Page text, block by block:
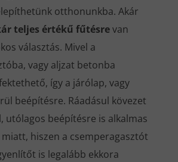
otthonunkba. Akár
teljes értékű fűtésrevan
választás. Mivel a
vagy aljzat betonba
így a járólap, vagy
beépítésre. Ráadásul kövezet
utólagos beépítésre is alkalmas
hiszen a csemperagasztót
is legalább ekkora